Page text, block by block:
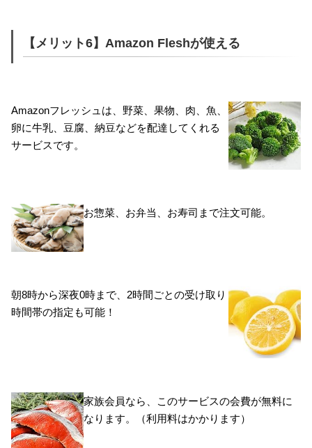
【メリット6】Amazon Fleshが使える
Amazonフレッシュは、野菜、果物、肉、魚、
卵に牛乳、豆腐、納豆などを配達してくれる
サービスです。
お惣菜、お弁当、お寿司まで注文可能。
朝8時から深夜0時まで、2時間ごとの受け取り
時間帯の指定も可能！
家族会員なら、このサービスの会費が無料に
なります。（利用料はかかります）